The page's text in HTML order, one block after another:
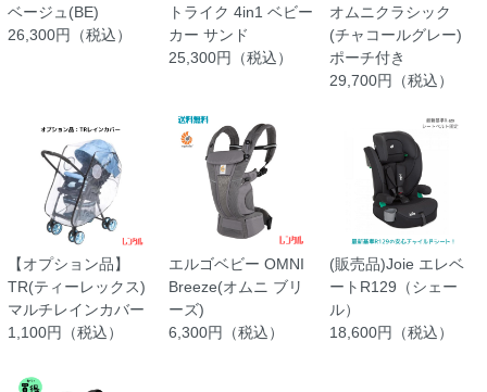
ベージュ(BE)
26,300円（税込）
トライク 4in1 ベビー
カー サンド
25,300円（税込）
オムニクラシック
(チャコールグレー)
ポーチ付き
29,700円（税込）
【オプション品】
TR(ティーレックス)
マルチレインカバー
1,100円（税込）
エルゴベビー OMNI
Breeze(オムニ ブリ
ーズ)
6,300円（税込）
(販売品)Joie エレベ
ートR129（シェー
ル）
18,600円（税込）